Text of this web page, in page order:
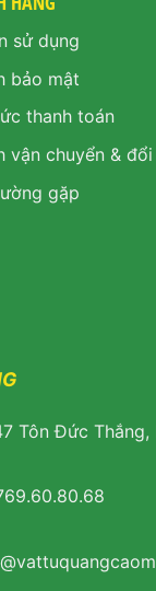
sử dụng
bảo mật
thanh toán
vận chuyển &
gặp
Tôn Đức Thắng,